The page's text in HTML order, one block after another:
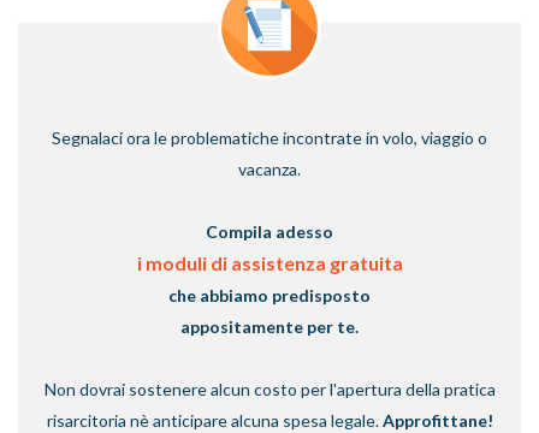
Segnalaci ora le problematiche incontrate in volo, viaggio o
vacanza.
Compila adesso
i moduli di assistenza gratuita
che abbiamo predisposto
appositamente per te.
Non dovrai sostenere alcun costo per l'apertura della pratica
risarcitoria nè anticipare alcuna spesa legale.Approfittane!